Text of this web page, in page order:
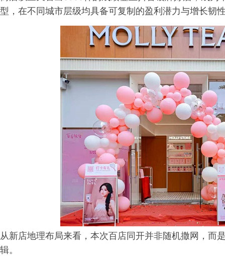
型，在不同城市层级均具备可复制的盈利潜力与增长韧
从新店地理布局来看，本次百店同开并非随机撒网，而
辑。